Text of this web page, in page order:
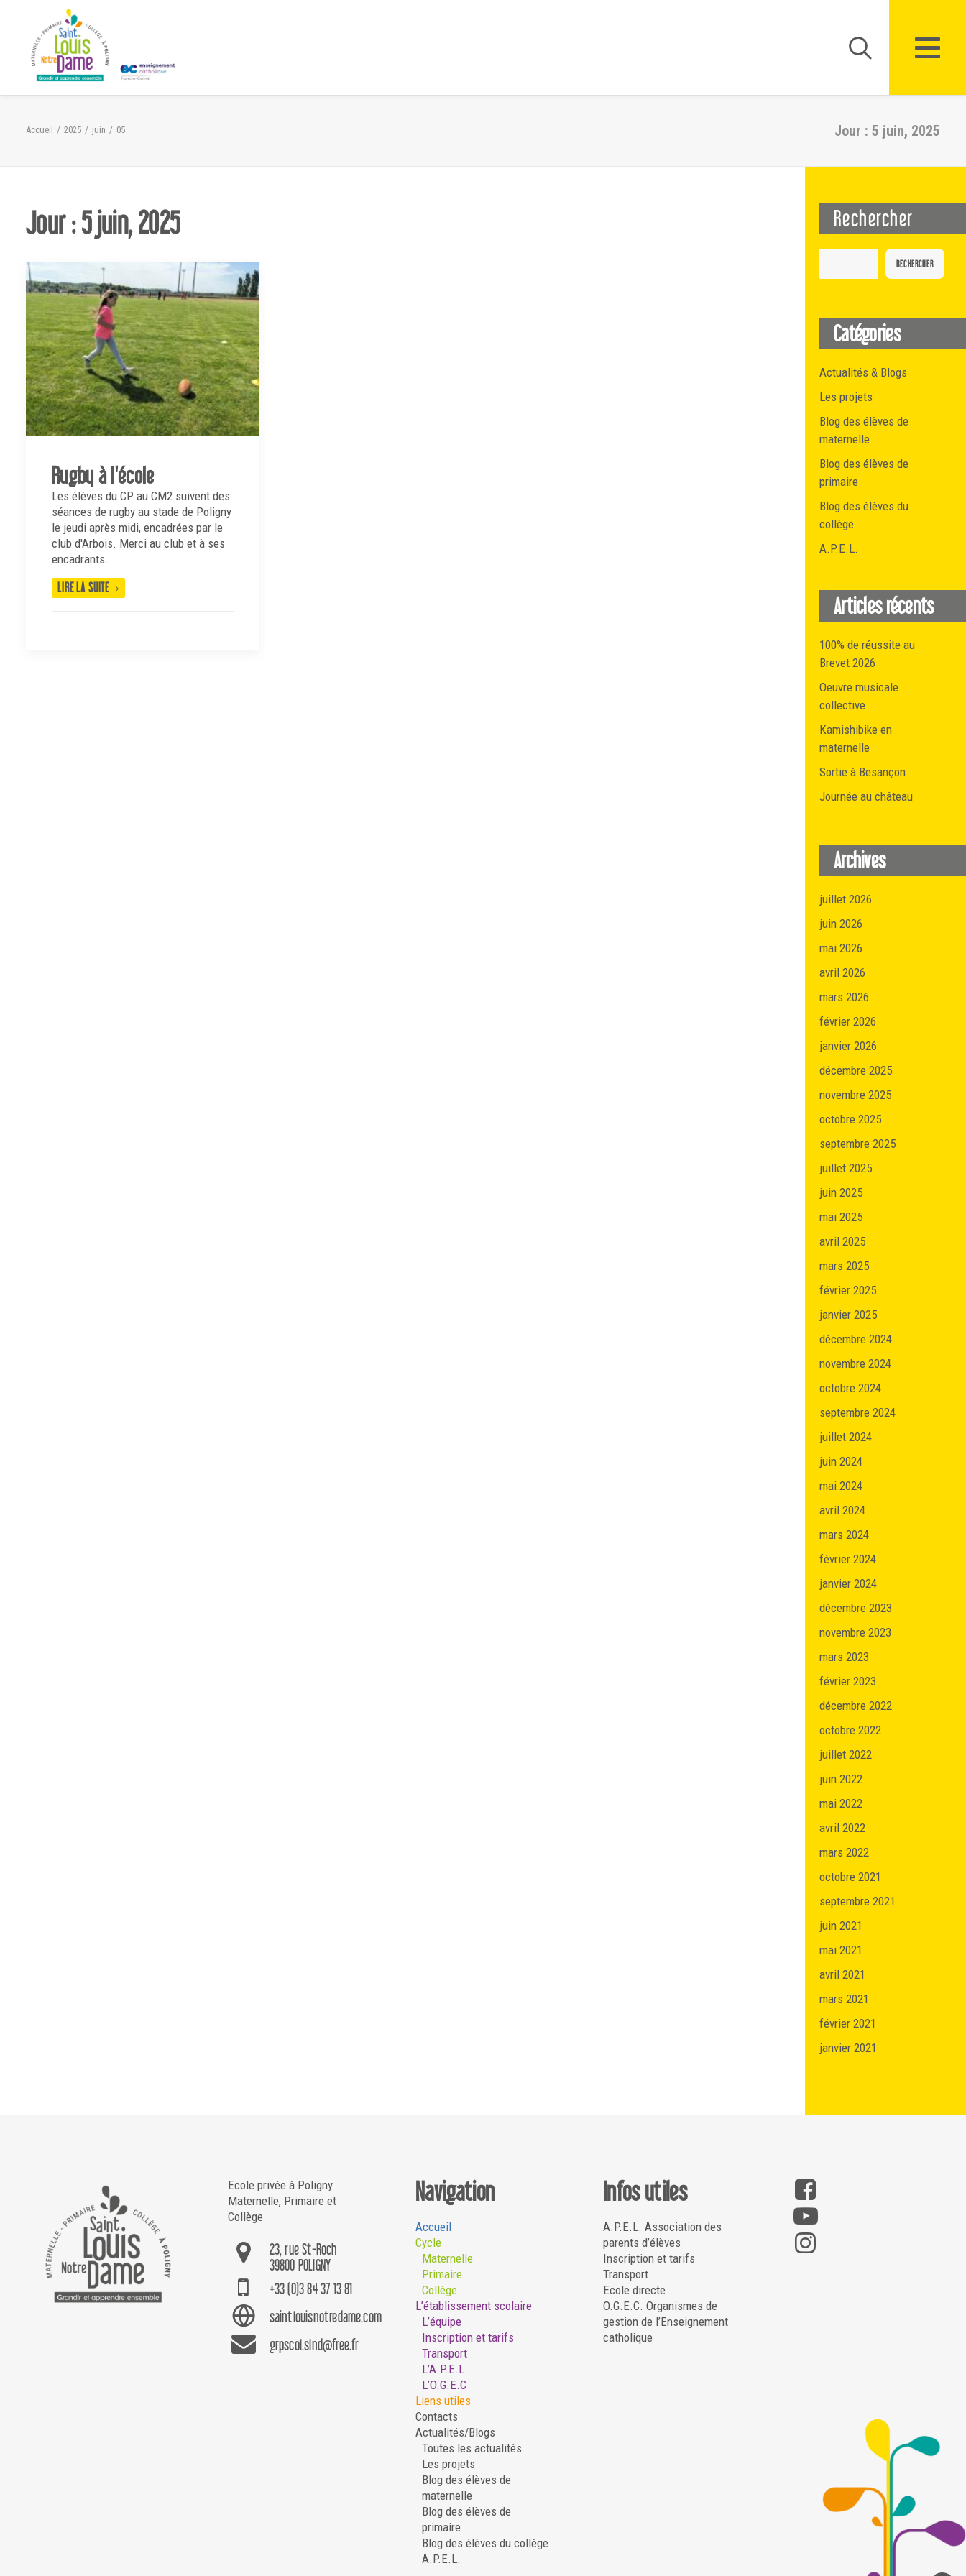
Jour : 5 juin, 2025
Accueil 2025 juin 05
Jour : 5 juin, 2025
Rugby à l'école
Les élèves du CP au CM2 suivent des
séances de rugby au stade de Poligny
le jeudi après midi, encadrées par le
club d'Arbois. Merci au club et à ses
encadrants.
LIRE LA SUITE
Rechercher
RECHERCHER
Catégories
Actualités & Blogs
Les projets
Blog des élèves de
maternelle
Blog des élèves de
primaire
Blog des élèves du
collège
A.P.E.L.
Articles récents
100% de réussite au
Brevet 2026
Oeuvre musicale
collective
Kamishibike en
maternelle
Sortie à Besançon
Journée au château
Archives
juillet 2026
juin 2026
mai 2026
avril 2026
mars 2026
février 2026
janvier 2026
décembre 2025
novembre 2025
octobre 2025
septembre 2025
juillet 2025
juin 2025
mai 2025
avril 2025
mars 2025
février 2025
janvier 2025
décembre 2024
novembre 2024
octobre 2024
septembre 2024
juillet 2024
juin 2024
mai 2024
avril 2024
mars 2024
février 2024
janvier 2024
décembre 2023
novembre 2023
mars 2023
février 2023
décembre 2022
octobre 2022
juillet 2022
juin 2022
mai 2022
avril 2022
mars 2022
octobre 2021
septembre 2021
juin 2021
mai 2021
avril 2021
mars 2021
février 2021
janvier 2021
Ecole privée à Poligny
Maternelle, Primaire et
Collège
23, rue St-Roch
39800 POLIGNY
+33 (0)3 84 37 13 81
saintlouisnotredame.com
grpscol.slnd@free.fr
Navigation
Accueil
Cycle
Maternelle
Primaire
Collège
L’établissement scolaire
L’équipe
Inscription et tarifs
Transport
L’A.P.E.L.
L’O.G.E.C
Liens utiles
Contacts
Actualités/Blogs
Toutes les actualités
Les projets
Blog des élèves de
maternelle
Blog des élèves de
primaire
Blog des élèves du collège
A.P.E.L.
Infos utiles
A.P.E.L. Association des
parents d’élèves
Inscription et tarifs
Transport
Ecole directe
O.G.E.C. Organismes de
gestion de l’Enseignement
catholique
Panneau de gestion des cookies